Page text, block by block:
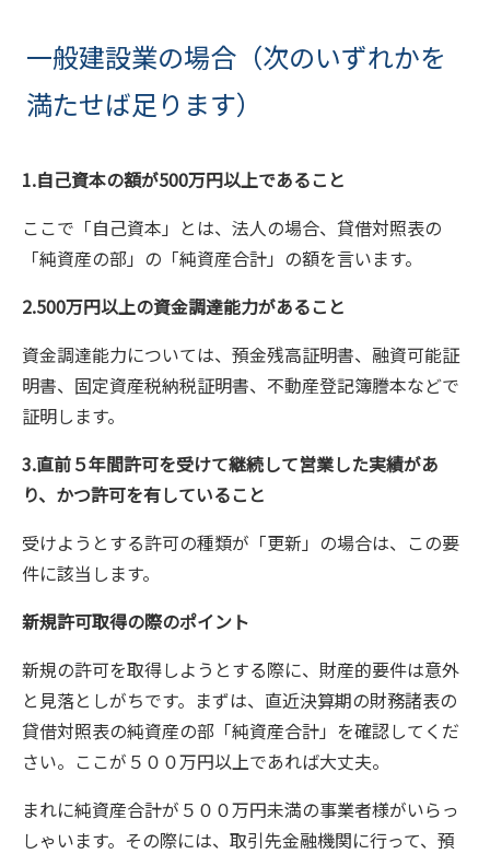
一般建設業の場合（次のいずれかを
満たせば足ります）
1.自己資本の額が500万円以上であること
ここで「自己資本」とは、法人の場合、貸借対照表の
「純資産の部」の「純資産合計」の額を言います。
2.500万円以上の資金調達能力があること
資金調達能力については、預金残高証明書、融資可能証
明書、固定資産税納税証明書、不動産登記簿謄本などで
証明します。
3.直前５年間許可を受けて継続して営業した実績があ
り、かつ許可を有していること
受けようとする許可の種類が「更新」の場合は、この要
件に該当します。
新規許可取得の際のポイント
新規の許可を取得しようとする際に、財産的要件は意外
と見落としがちです。まずは、直近決算期の財務諸表の
貸借対照表の純資産の部「純資産合計」を確認してくだ
さい。ここが５００万円以上であれば大丈夫。
まれに純資産合計が５００万円未満の事業者様がいらっ
しゃいます。その際には、取引先金融機関に行って、預